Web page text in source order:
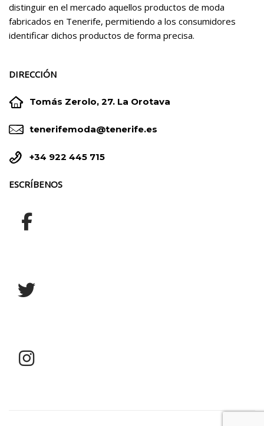
distinguir en el mercado aquellos productos de moda
fabricados en Tenerife, permitiendo a los consumidores
identificar dichos productos de forma precisa.
DIRECCIÓN

 Tomás Zerolo, 27. La Orotava

 tenerifemoda@tenerife.es

 +34 922 445 715
ESCRÍBENOS